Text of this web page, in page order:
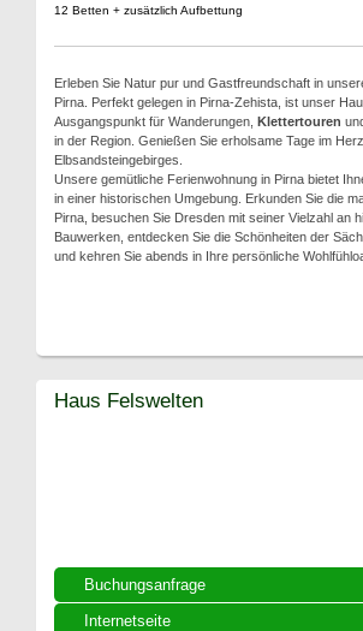
12 Betten + zusätzlich Aufbettung
Erleben Sie Natur pur und Gastfreundschaft in
Pirna. Perfekt gelegen in Pirna-Zehista, ist unser
Ausgangspunkt für Wanderungen, Klettertouren
in der Region. Genießen Sie erholsame Tage im
Elbsandsteingebirges.
Unsere gemütliche Ferienwohnung in Pirna bietet
in einer historischen Umgebung. Erkunden Sie die
Pirna, besuchen Sie Dresden mit seiner Vielzahl an
Bauwerken, entdecken Sie die Schönheiten der
und kehren Sie abends in Ihre persönliche
Buchungsanfrage
Internetseite
Haus Felswelten